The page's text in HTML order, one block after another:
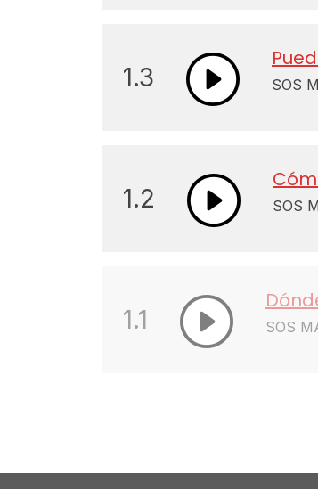
1.3 SOS
1.2 SOS
1.1 SOS